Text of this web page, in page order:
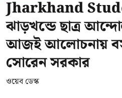
Jharkhand
ঝাড়খন্ডে ছাত্র
আজই আলোচনায়
সোরেন সরকার
ওয়েব ডেস্ক